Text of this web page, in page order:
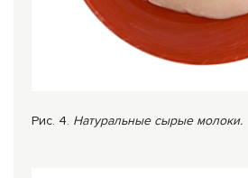
Рис. 4. Натуральные сырые молоки.